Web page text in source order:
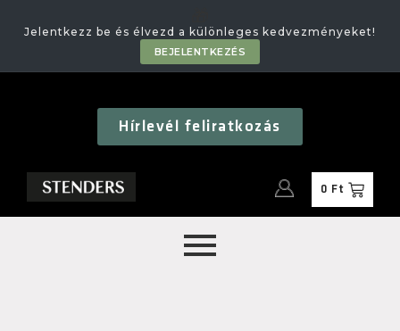
Jelentkezz be és élvezd a különleges kedvezményeket!
BEJELENTKEZÉS
Hírlevél feliratkozás
0 Ft